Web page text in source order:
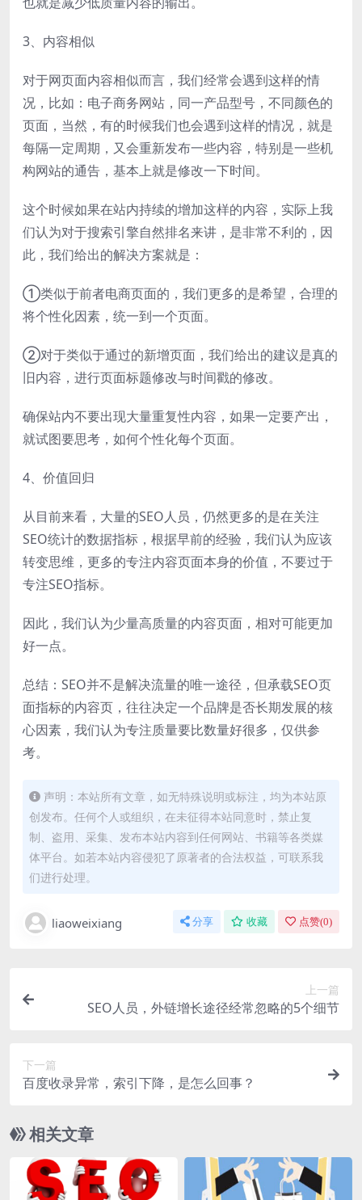
3、内容相似
对于网页面内容相似而言，我们经常会遇到这样的情
况，比如：电子商务网站，同一产品型号，不同颜色的
页面，当然，有的时候我们也会遇到这样的情况，就是
每隔一定周期，又会重新发布一些内容，特别是一些机
构网站的通告，基本上就是修改一下时间。
这个时候如果在站内持续的增加这样的内容，实际上我
们认为对于搜索引擎自然排名来讲，是非常不利的，因
此，我们给出的解决方案就是：
①类似于前者电商页面的，我们更多的是希望，合理的
将个性化因素，统一到一个页面。
②对于类似于通过的新增页面，我们给出的建议是真的
旧内容，进行页面标题修改与时间戳的修改。
确保站内不要出现大量重复性内容，如果一定要产出，
就试图要思考，如何个性化每个页面。
4、价值回归
从目前来看，大量的SEO人员，仍然更多的是在关注
SEO统计的数据指标，根据早前的经验，我们认为应该
转变思维，更多的专注内容页面本身的价值，不要过于
专注SEO指标。
因此，我们认为少量高质量的内容页面，相对可能更加
好一点。
总结：SEO并不是解决流量的唯一途径，但承载SEO页
面指标的内容页，往往决定一个品牌是否长期发展的核
心因素，我们认为专注质量要比数量好很多，仅供参
考。
声明：本站所有文章，如无特殊说明或标注，均为本站原
创发布。任何个人或组织，在未征得本站同意时，禁止复
制、盗用、采集、发布本站内容到任何网站、书籍等各类媒
体平台。如若本站内容侵犯了原著者的合法权益，可联系我
们进行处理。
liaoweixiang 分享 收藏 点赞(0)
上一篇
SEO人员，外链增长途径经常忽略的5个细节
下一篇
百度收录异常，索引下降，是怎么回事？
相关文章